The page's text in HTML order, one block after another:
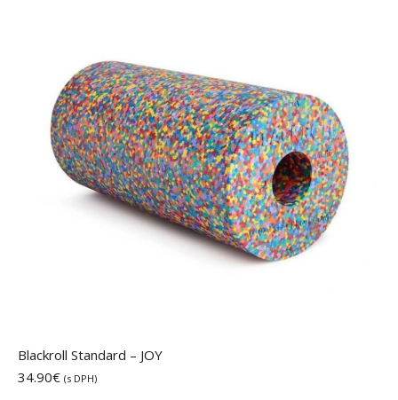
Blackroll Standard – JOY
34.90€ (s DPH)